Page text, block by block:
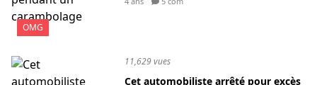
OMG
11,629 vues
Cet automobiliste arrêté pour excès